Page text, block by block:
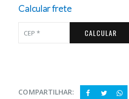
Calcular frete
CALCULAR
COMPARTILHAR: